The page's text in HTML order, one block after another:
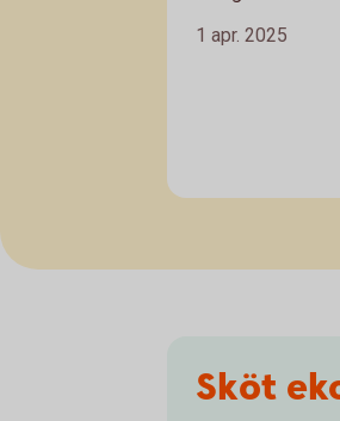
Vi tipsar på vad
1 apr. 2025
Sköt